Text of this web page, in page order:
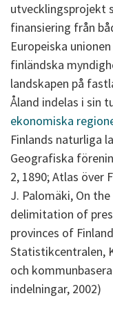
utvecklingsprojekt
finansiering från
Europeiska
finländska
landskapen på
Åland indelas i sin
ekonomiska
Finlands naturliga
Geografiska
2, 1890; Atlas över
J. Palomäki, On
delimitation of
provinces of
Statistikcentralen,
och
indelningar, 2002)